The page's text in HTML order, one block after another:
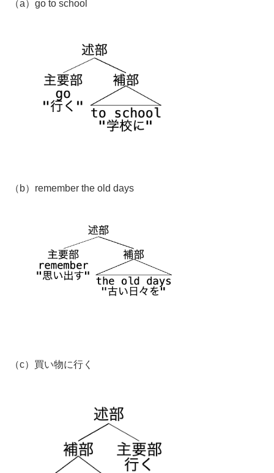
（a）go to school
（b）remember the old days
（c）買い物に行く